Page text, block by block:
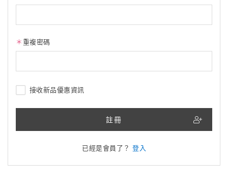
重複密碼
接收新品優惠資訊
註冊
已經是會員了？ 登入